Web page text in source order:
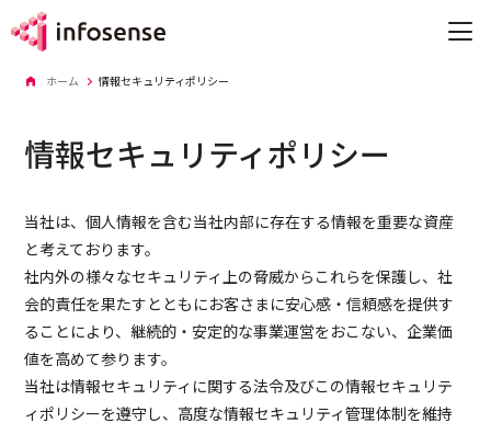
私たちについて
ソリューション
導入事例
セミナー・イベント
企業情報
ホーム 情報セキュリティポリシー
情報セキュリティポリシー
当社は、個人情報を含む当社内部に存在する情報を重要な資産
と考えております。
社内外の様々なセキュリティ上の脅威からこれらを保護し、社
会的責任を果たすとともにお客さまに安心感・信頼感を提供す
ることにより、継続的・安定的な事業運営をおこない、企業価
値を高めて参ります。
当社は情報セキュリティに関する法令及びこの情報セキュリテ
ィポリシーを遵守し、高度な情報セキュリティ管理体制を維持